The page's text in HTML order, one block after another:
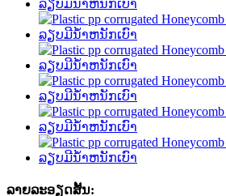
ລາຍ​ລະ​ອຽດ​ສັ້ນ​: